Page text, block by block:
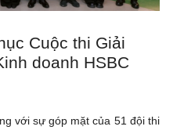
Cuộc thi Giải
doanh HSBC
với sự góp mặt của 51 đội thi